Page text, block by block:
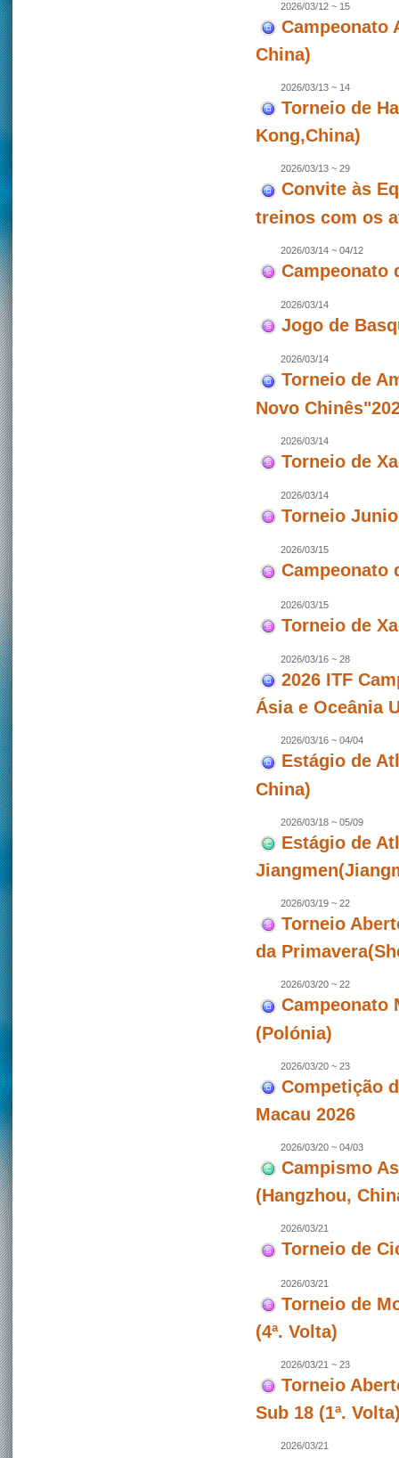
2026/03/12 ~ 15
Campeonato
China)
2026/03/13 ~ 14
Torneio de
Kong,China)
2026/03/13 ~ 29
Convite às
treinos com os
2026/03/14 ~ 04/12
Campeonato
2026/03/14
Jogo de
2026/03/14
Torneio de
Novo
2026/03/14
Torneio de
2026/03/14
Torneio
2026/03/15
Campeonato
2026/03/15
Torneio de
2026/03/16 ~ 28
2026 ITF
Ásia e Oceânia
2026/03/16 ~ 04/04
Estágio de
China)
2026/03/18 ~ 05/09
Estágio de
2026/03/19 ~ 22
Torneio
da
2026/03/20 ~ 22
Campeonato
(Polónia)
2026/03/20 ~ 23
Competição
Macau 2026
2026/03/20 ~ 04/03
Campismo
(Hangzhou,
2026/03/21
Torneio de
2026/03/21
Torneio de
(4ª. Volta)
2026/03/21 ~ 23
Torneio
Sub 18 (1ª.
2026/03/21